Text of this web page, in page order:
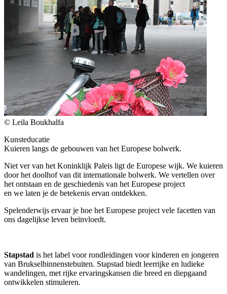
© Leila Boukhalfa
Kunsteducatie
Kuieren langs de gebouwen van het Europese bolwerk.
Niet ver van het Koninklijk Paleis ligt de Europese wijk. We kuieren
door het doolhof van dit internationale bolwerk. We vertellen over
het ontstaan en de geschiedenis van het Europese project
en we laten je de betekenis ervan ontdekken.
Spelenderwijs ervaar je hoe het Europese project vele facetten van
ons dagelijkse leven beïnvloedt.
Stapstad is het label voor rondleidingen voor kinderen en jongeren
van Brukselbinnenstebuiten. Stapstad biedt leerrijke en ludieke
wandelingen, met rijke ervaringskansen die breed en diepgaand
ontwikkelen stimuleren.